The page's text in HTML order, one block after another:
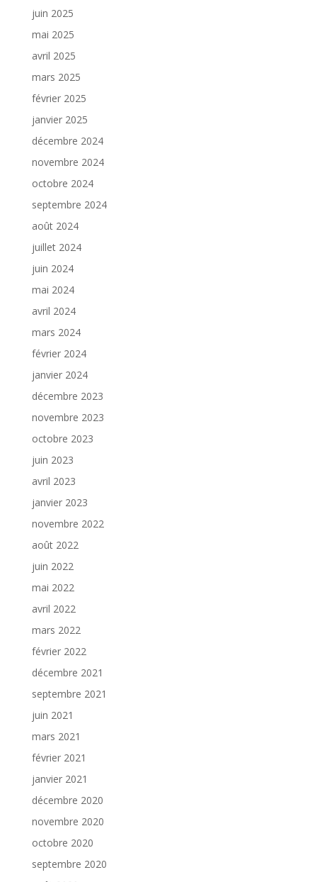
juin 2025
mai 2025
avril 2025
mars 2025
février 2025
janvier 2025
décembre 2024
novembre 2024
octobre 2024
septembre 2024
août 2024
juillet 2024
juin 2024
mai 2024
avril 2024
mars 2024
février 2024
janvier 2024
décembre 2023
novembre 2023
octobre 2023
juin 2023
avril 2023
janvier 2023
novembre 2022
août 2022
juin 2022
mai 2022
avril 2022
mars 2022
février 2022
décembre 2021
septembre 2021
juin 2021
mars 2021
février 2021
janvier 2021
décembre 2020
novembre 2020
octobre 2020
septembre 2020